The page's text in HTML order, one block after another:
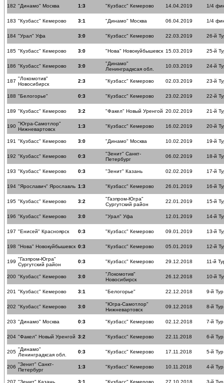
182 "Динамо" Москва 1:3 "Кузбасс" Кемерово 14.04.2019 1/4
183 "Кузбасс" Кемерово 3:1 "Динамо" Москва 06.04.2019 1/4
184 "Урал" Уфа 3:0 "Кузбасс" Кемерово 22.03.2019 26-й
185 "Кузбасс" Кемерово 3:0 "Нова" Новокуйбышевск 15.03.2019 25-й
186 "Кузбасс" Кемерово 3:0
"Динамо"
Ленинградксая обл.
10.03.2019 24-й
187 "Локомотив"
Новосибирск
2:3 "Кузбасс" Кемерово 02.03.2019 23-й
188 "Белогорье" 0:3 "Кузбасс" Кемерово 23.02.2019 22-й
189 "Кузбасс" Кемерово 3:2 "Факел" Новый Уренгой 20.02.2019 21-й
190 "Югра-Самотлор"
Нижневартовск
1:3 "Кузбасс" Кемерово 16.02.2019 20-й
191 "Кузбасс" Кемерово 3:0 "Динамо" Москва 10.02.2019 19-й
192 "Кузбасс" Кемерово 0:3
"Зенит" Санкт-
Петербург
06.02.2019 18-й
193 "Кузбасс" Кемерово 0:3 "Зенит" Казань 02.02.2019 17-й
194 "Ярославич" Ярославль 1:3 "Кузбасс" Кемерово 26.01.2019 16-й
195 "Кузбасс" Кемерово 3:2
"Газпром-Югра"
Сургутский район
22.01.2019 15-й
196 "Кузбасс" Кемерово 3:0 "Урал" Уфа 12.01.2019 14-й
197 "Енисей" Красноярск 0:3 "Кузбасс" Кемерово 09.01.2019 13-й
198 "Нова" Новокуйбышевск 0:3 "Кузбасс" Кемерово 05.01.2019 12-й
199 "Газпром-Югра"
Сургутский район
0:3 "Кузбасс" Кемерово 29.12.2018 11-й
200 "Кузбасс" Кемерово 3:0
"Локомотив"
Новосибирск
26.12.2018 10-й
201 "Кузбасс" Кемерово 3:1 "Белогорье" 22.12.2018 9-й Тур
202 "Кузбасс" Кемерово 3:0
"Югра-Самотлор"
Нижневартовск
09.12.2018 8-й Тур
203 "Динамо" Москва 0:3 "Кузбасс" Кемерово 02.12.2018 7-й Тур
204 "Факел" Новый Уренгой 3:2 "Кузбасс" Кемерово 22.11.2018 6-й Тур
205 "Динамо"
Ленинградксая обл.
0:3 "Кузбасс" Кемерово 17.11.2018 5-й Тур
206 "Зенит" Санкт-
Петербург
1:3 "Кузбасс" Кемерово 10.11.2018 4-й Тур
207 "Зенит" Казань 3:1 "Кузбасс" Кемерово 27.10.2018 3-й Тур